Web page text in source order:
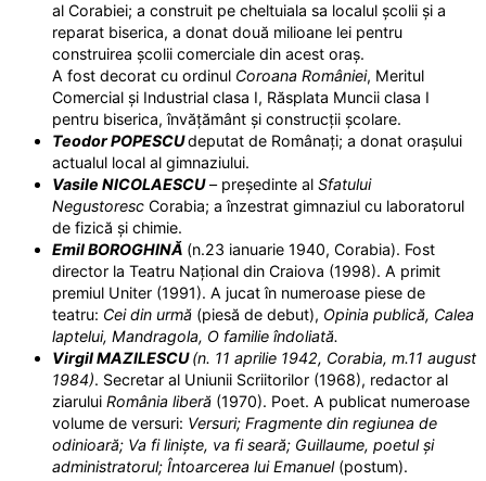
al Corabiei; a construit pe cheltuiala sa localul școlii și a
reparat biserica, a donat două milioane lei pentru
construirea școlii comerciale din acest oraș.
A fost decorat cu ordinul Coroana României, Meritul
Comercial și Industrial clasa I, Răsplata Muncii clasa I
pentru biserica, învățământ și construcții școlare.
Teodor POPESCUdeputat de Românați; a donat orașului
actualul local al gimnaziului.
Vasile NICOLAESCU– președinte al Sfatului
Negustoresc Corabia; a înzestrat gimnaziul cu laboratorul
de fizică și chimie.
Emil BOROGHINĂ (n.23 ianuarie 1940, Corabia). Fost
director la Teatru Național din Craiova (1998). A primit
premiul Uniter (1991). A jucat în numeroase piese de
teatru: Cei din urmă (piesă de debut), Opinia publică, Calea
laptelui, Mandragola, O familie îndoliată.
Virgil MAZILESCU(n. 11 aprilie 1942, Corabia, m.11 august
1984). Secretar al Uniunii Scriitorilor (1968), redactor al
ziarului România liberă (1970). Poet. A publicat numeroase
volume de versuri: Versuri; Fragmente din regiunea de
odinioară; Va fi liniște, va fi seară; Guillaume, poetul și
administratorul; Întoarcerea lui Emanuel(postum).